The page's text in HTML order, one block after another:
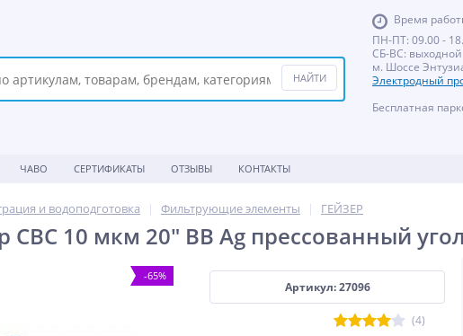
Время
ПН-ПТ: 09.00 -
СБ-ВС: выходной
м. Шоссе
Электродный
Бесплатная
ЧАВО СЕРТИФИКАТЫ ОТЗЫВЫ КОНТАКТЫ
и водоподготовка Фильтрующие элементы ГЕЙЗЕР
СВС 10 мкм 20" BB Ag прессованный
-65%
Артикул: 27096
(4)